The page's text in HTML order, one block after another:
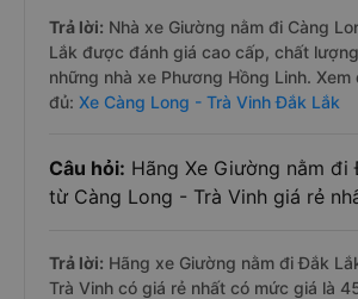
Trả lời: Nhà xe Giường nằm đi Càng
Lắk được đánh giá cao cấp, chất
những nhà xe Phương Hồng Linh.
đủ: Xe Càng Long - Trà Vinh Đắk Lắk
Câu hỏi: Hãng Xe Giường nằm đi
từ Càng Long - Trà Vinh giá rẻ
Trả lời: Hãng xe Giường nằm đi Đắk
Trà Vinh có giá rẻ nhất có mức giá là